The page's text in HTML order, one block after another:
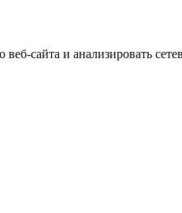
сайта и анализировать